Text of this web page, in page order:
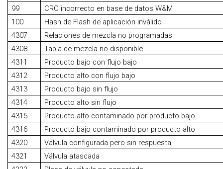
99
CRC incorrecto en base de datos W&M
100
Hash de Flash de aplicación inválido
4307
Relaciones de mezcla no programadas
4308
Tabla de mezcla no disponible
4311
Producto bajo con flujo bajo
4312
Producto alto con flujo bajo
4313
Producto bajo sin flujo
4314
Producto alto sin flujo
4315
Producto alto contaminado por producto bajo
4316
Producto bajo contaminado por producto alto
4320
Válvula configurada pero sin respuesta
4321
Válvula atascada